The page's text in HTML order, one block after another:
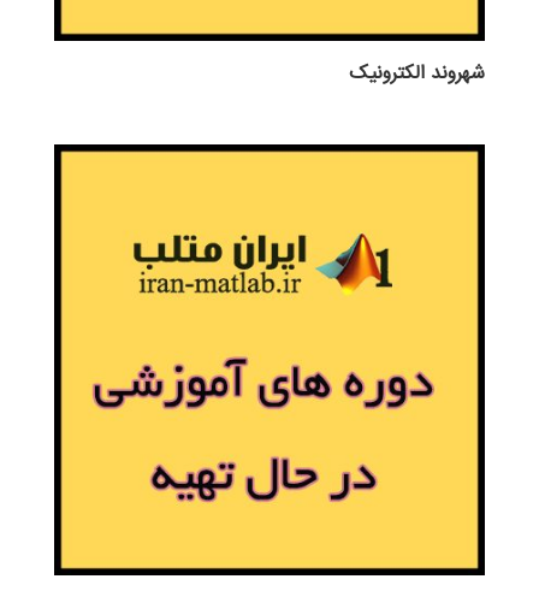
شهروند الکترونیک